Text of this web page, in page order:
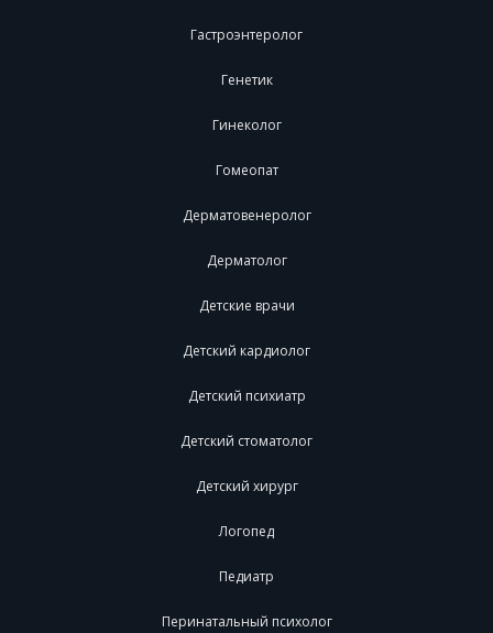
Гастроэнтеролог
Генетик
Гинеколог
Гомеопат
Дерматовенеролог
Дерматолог
Детские врачи
Детский кардиолог
Детский психиатр
Детский стоматолог
Детский хирург
Логопед
Педиатр
Перинатальный психолог